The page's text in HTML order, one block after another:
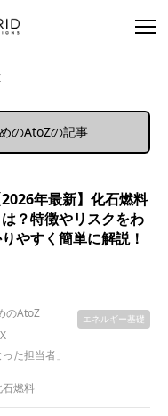
のAtoZの記事
2026年最新】化石燃料
は？特徴やリスクをわ
やすく簡単に解説！
のAtoZ
た担当者」
燃料
エネルギー基礎